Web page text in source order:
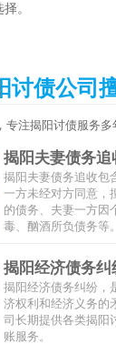
。
讨债公司
专注揭阳讨债服务多
揭阳夫妻债务追
揭阳夫妻债务追收包
一方未经对方同意，
的债务、夫妻一方因
毒、酗酒所负债务等。
揭阳经济债务纠
揭阳经济债务纠纷，
济权利和经济义务的
司长期提供各类揭阳
账服务。